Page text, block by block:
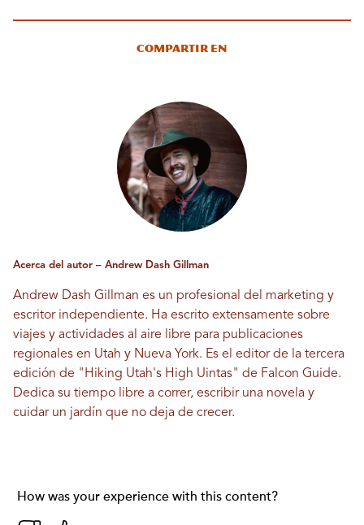
Compartir en
Acerca del autor – Andrew Dash Gillman
Andrew Dash Gillman es un profesional del marketing y
escritor independiente. Ha escrito extensamente sobre
viajes y actividades al aire libre para publicaciones
regionales en Utah y Nueva York. Es el editor de la tercera
edición de "Hiking Utah's High Uintas" de Falcon Guide.
Dedica su tiempo libre a correr, escribir una novela y
cuidar un jardín que no deja de crecer.